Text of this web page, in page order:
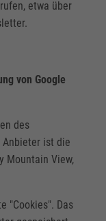
etwa über
von Google
des
Anbieter ist die
Mountain View,
"Cookies". Das